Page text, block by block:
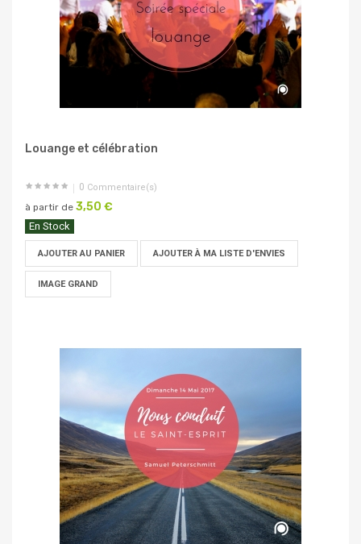
Louange et célébration
0 Commentaire(s)
à partir de 3,50 €
En Stock
AJOUTER AU PANIER AJOUTER À MA LISTE D'ENVIES
IMAGE GRAND